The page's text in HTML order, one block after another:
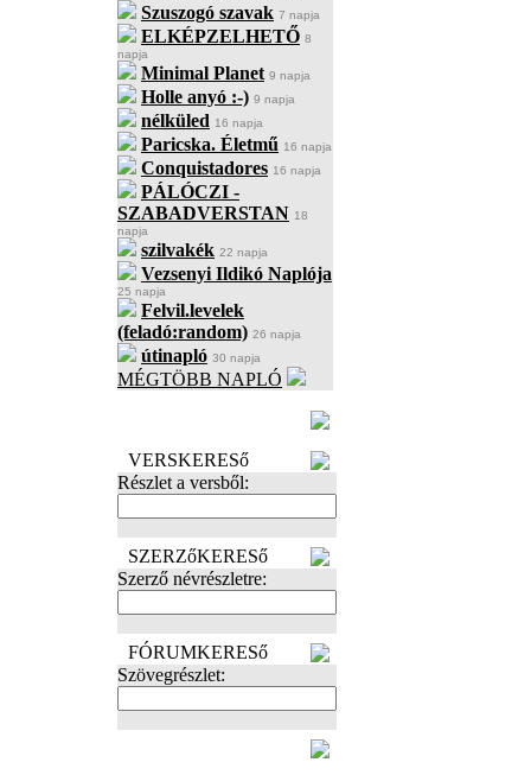
Szuszogó szavak 7 napja
ELKÉPZELHETŐ 8
napja
Minimal Planet 9 napja
Holle anyó :-) 9 napja
nélküled 16 napja
Paricska. Életmű 16 napja
Conquistadores 16 napja
PÁLÓCZI -
SZABADVERSTAN 18
napja
szilvakék 22 napja
Vezsenyi Ildikó Naplója
25 napja
Felvil.levelek
(feladó:random) 26 napja
útinapló 30 napja
MÉGTÖBB NAPLÓ
VERSKERESő
Részlet a versből:
SZERZőKERESő
Szerző névrészletre:
FÓRUMKERESő
Szövegrészlet: